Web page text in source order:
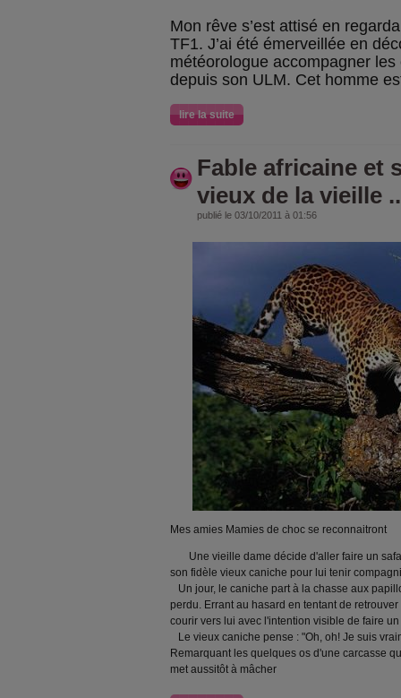
Mon rêve s’est attisé en
TF1. J’ai été émerveillée en
météorologue accompagner
depuis son ULM. Cet homme
lire la suite
Fable africaine et
vieux de la vieille
publié le 03/10/2011 à 01:56
Mes amies Mamies de choc se reconnaitront
Une vieille dame décide d'aller faire un
son fidèle vieux caniche pour lui tenir
Un jour, le caniche part à la chasse aux
perdu. Errant au hasard en tentant de
courir vers lui avec l'intention visible de faire
Le vieux caniche pense : "Oh, oh! Je suis
Remarquant les quelques os d'une carcasse
met aussitôt à mâcher